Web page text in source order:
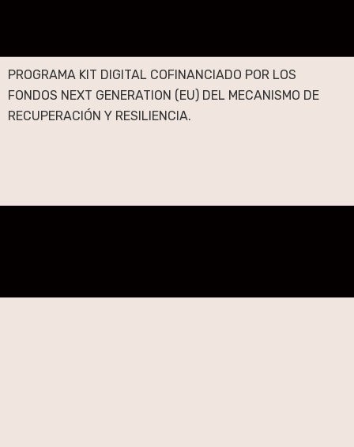
PROGRAMA KIT DIGITAL COFINANCIADO POR LOS
FONDOS NEXT GENERATION (EU) DEL MECANISMO DE
RECUPERACIÓN Y RESILIENCIA.